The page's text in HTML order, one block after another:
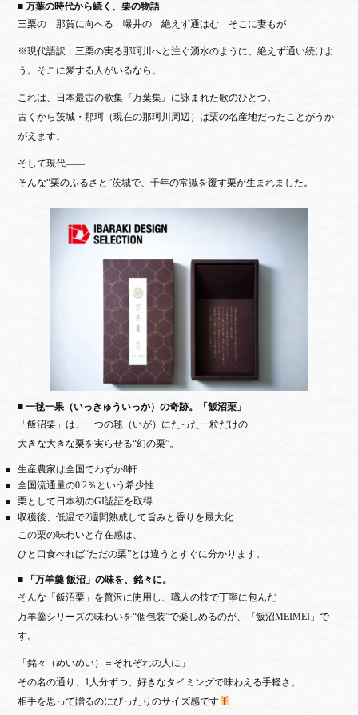
■ 万葉の時代から続く、栗の物語
三栗の 那賀に向へる 曝井の 絶えず通はむ そこに妻もが
※現代語訳：三栗の実る那珂川へと注ぐ湧水のように、絶えず通い続けよ
う。そこに愛する人がいるなら。
これは、日本最古の歌集『万葉集』に詠まれた歌のひとつ。
古くから茨城・那珂（現在の那珂川周辺）は栗の名産地だったことがうか
がえます。
そして現代——
そんな“栗のふるさと”茨城で、千年の常識を覆す栗が生まれました。
■ 一毬一果（いっきゅういっか）の奇跡。「飯沼栗」
「飯沼栗」は、一つの毬（いが）にたった一粒だけの
大きな大きな栗を実らせる“幻の栗”。
生産農家は全国でわずか8軒
全国流通量の0.2％という希少性
栗として日本初のGI認証を取得
収穫後、低温で2週間熟成して旨みと香りを最大化
この栗の味わいと存在感は、
ひと口食べれば“ただの栗”とは違うとすぐに分かります。
■ 「万羊羹 飯沼」の味を、銘々に。
そんな「飯沼栗」を贅沢に使用し、職人の技で丁寧に包んだ
万羊羹シリーズの味わいを“個包装”で楽しめるのが、「飯沼MEIMEI」で
す。
「銘々（めいめい）＝それぞれの人に」
その名の通り、1人分ずつ、好きなタイミングで味わえる手軽さ。
相手を思って贈るのにぴったりのサイズ感です